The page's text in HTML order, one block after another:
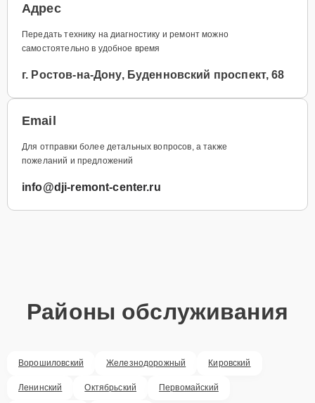
Адрес
Передать технику на диагностику и ремонт можно
самостоятельно в удобное время
г. Ростов-на-Дону, Буденновский проспект, 68
Email
Для отправки более детальных вопросов, а также
пожеланий и предложений
info@dji-remont-center.ru
Районы обслуживания
Ворошиловский Железнодорожный Кировский
Ленинский Октябрьский Первомайский